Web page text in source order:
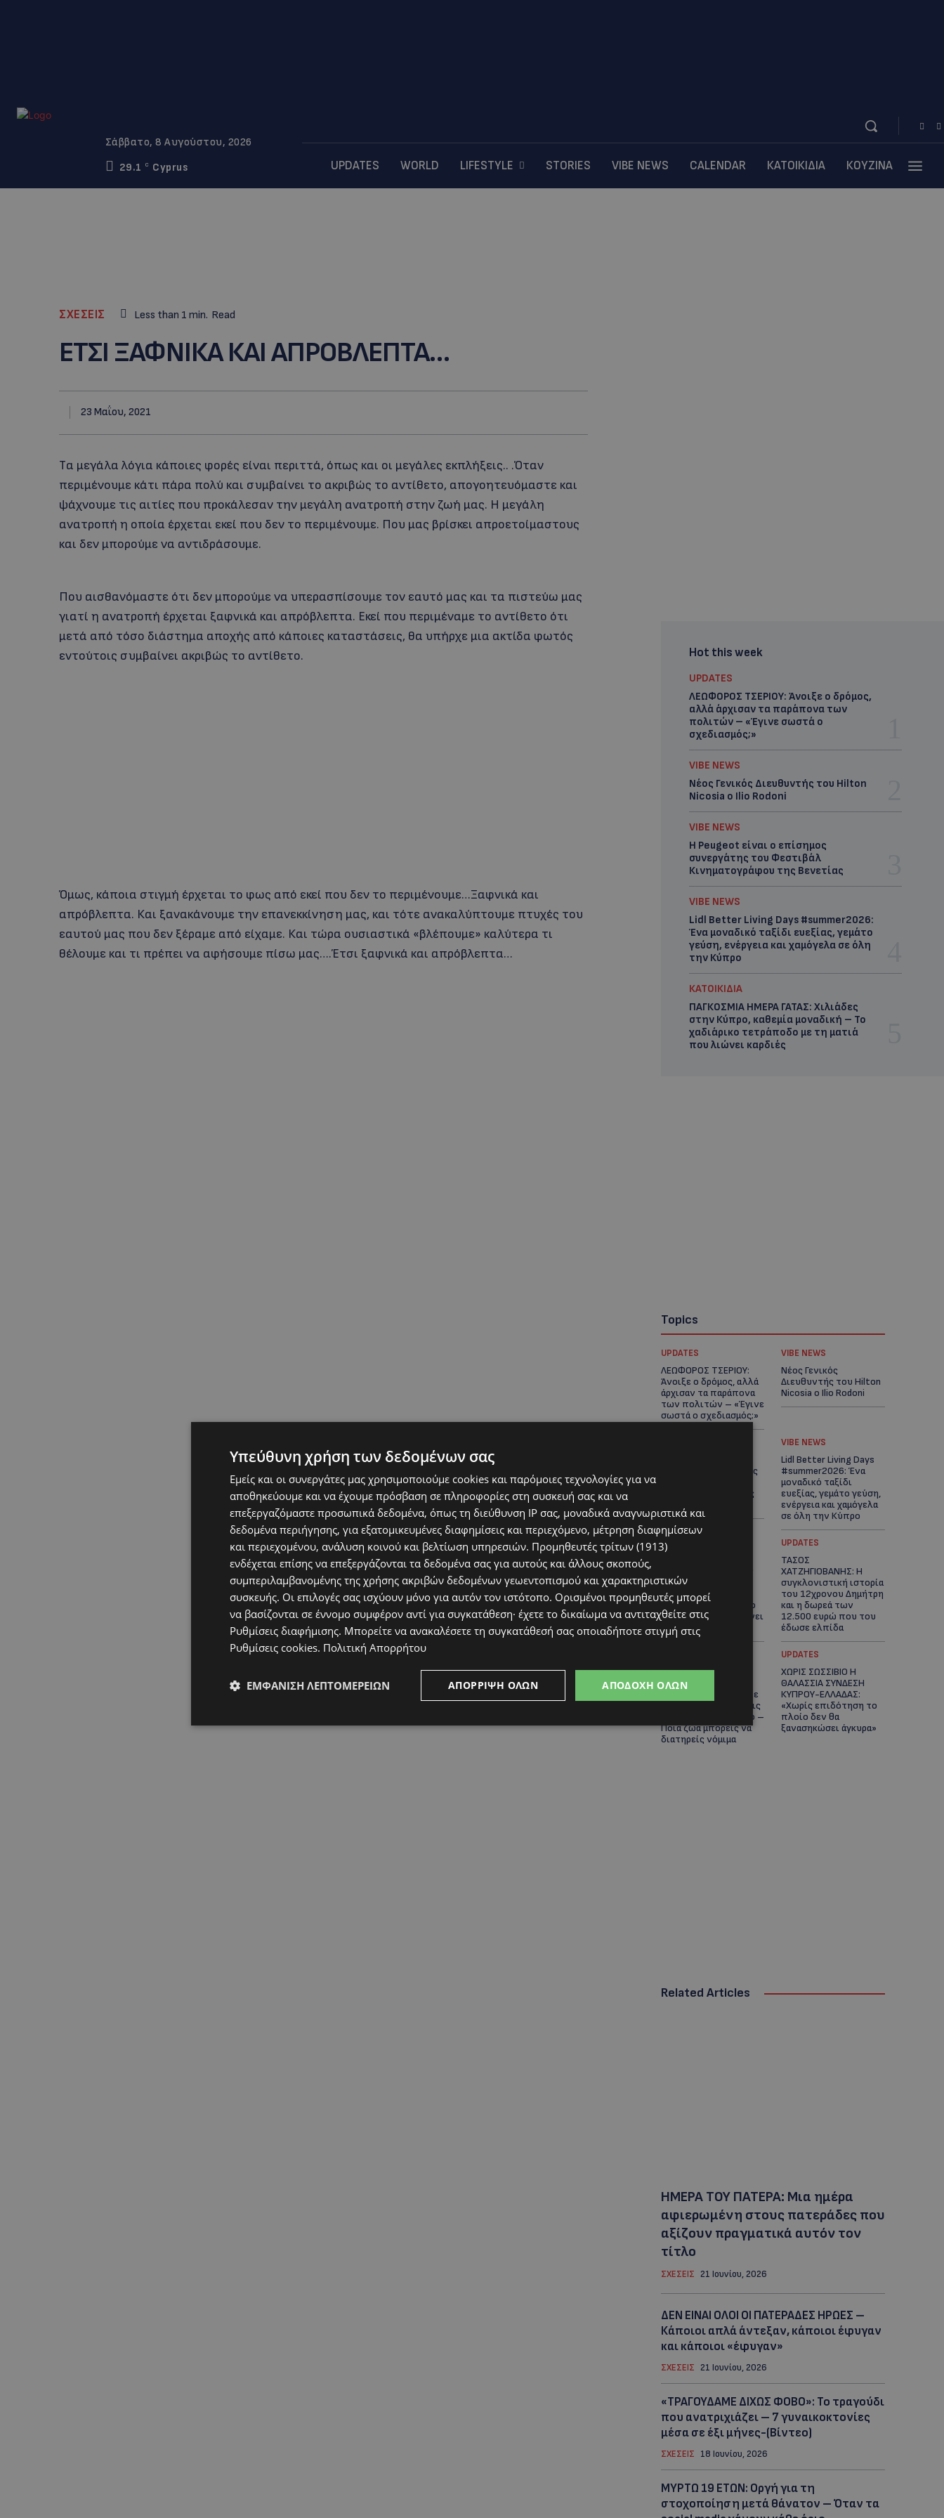
Σάββατο, 8 Αυγούστου, 2026
29.1
C Cyprus UPDATES WORLD LIFESTYLE STORIES VIBE NEWS CALENDAR ΚΑΤΟΙΚΙΔΙΑ ΚΟΥΖΙΝΑ
ΣΧΕΣΕΙΣ Less than 1 min. Read
ΕΤΣΙ ΞΑΦΝΙΚΑ ΚΑΙ ΑΠΡΟΒΛΕΠΤΑ…
23 Μαΐου, 2021
Tα μεγάλα λόγια κάποιες φορές είναι περιττά, όπως και οι μεγάλες εκπλήξεις.. .Όταν
περιμένουμε κάτι πάρα πολύ και συμβαίνει το ακριβώς το αντίθετο, απογοητευόμαστε και
ψάχνουμε τις αιτίες που προκάλεσαν την μεγάλη ανατροπή στην ζωή μας. Η μεγάλη
ανατροπή η οποία έρχεται εκεί που δεν το περιμένουμε. Που μας βρίσκει απροετοίμαστους
και δεν μπορούμε να αντιδράσουμε.
Που αισθανόμαστε ότι δεν μπορούμε να υπερασπίσουμε τον εαυτό μας και τα πιστεύω μας
γιατί η ανατροπή έρχεται ξαφνικά και απρόβλεπτα. Εκεί που περιμέναμε το αντίθετο ότι
μετά από τόσο διάστημα αποχής από κάποιες καταστάσεις, θα υπήρχε μια ακτίδα φωτός
εντούτοις συμβαίνει ακριβώς το αντίθετο.
Όμως, κάποια στιγμή έρχεται το φως από εκεί που δεν το περιμένουμε…Ξαφνικά και
απρόβλεπτα. Και ξανακάνουμε την επανεκκίνηση μας, και τότε ανακαλύπτουμε πτυχές του
εαυτού μας που δεν ξέραμε από είχαμε. Και τώρα ουσιαστικά «βλέπουμε» καλύτερα τι
θέλουμε και τι πρέπει να αφήσουμε πίσω μας….Έτσι ξαφνικά και απρόβλεπτα…
Hot this week
UPDATES
ΛΕΩΦΟΡΟΣ ΤΣΕΡΙΟΥ: Άνοιξε ο δρόμος,
αλλά άρχισαν τα παράπονα των
πολιτών – «Έγινε σωστά ο
σχεδιασμός;»
VIBE NEWS
Νέος Γενικός Διευθυντής του Hilton
Nicosia ο Ilio Rodoni
VIBE NEWS
Η Peugeot είναι ο επίσημος
συνεργάτης του Φεστιβάλ
Κινηματογράφου της Βενετίας
VIBE NEWS
Lidl Better Living Days #summer2026:
Ένα μοναδικό ταξίδι ευεξίας, γεμάτο
γεύση, ενέργεια και χαμόγελα σε όλη
την Κύπρο
ΚΑΤΟΙΚΙΔΙΑ
ΠΑΓΚΟΣΜΙΑ ΗΜΕΡΑ ΓΑΤΑΣ: Χιλιάδες
στην Κύπρο, καθεμία μοναδική – Το
χαδιάρικο τετράποδο με τη ματιά
που λιώνει καρδιές
Topics
UPDATES
ΛΕΩΦΟΡΟΣ ΤΣΕΡΙΟΥ:
Άνοιξε ο δρόμος, αλλά
άρχισαν τα παράπονα
των πολιτών – «Έγινε
σωστά ο σχεδιασμός;»
VIBE NEWS
Νέος Γενικός
Διευθυντής του Hilton
Nicosia ο Ilio Rodoni
επίσημος συνεργάτης
Κινηματογράφου της
VIBE NEWS
Lidl Better Living Days
#summer2026: Ένα
μοναδικό ταξίδι
ευεξίας, γεμάτο γεύση,
ενέργεια και χαμόγελα
σε όλη την Κύπρο
ΚΑΤΟΙΚΙΔΙΑ
Κύπρο, καθεμία
μοναδική – Το
χαδιάρικο τετράποδο
με τη ματιά που λιώνει
καρδιές
UPDATES
ΤΑΣΟΣ
ΧΑΤΖΗΓΙΟΒΑΝΗΣ: Η
συγκλονιστική ιστορία
του 12χρονου Δημήτρη
και η δωρεά των
12.500 ευρώ που του
έδωσε ελπίδα
ΕΞΩΤΙΚΑ ΖΩΑ ΣΤΗΝ
ΚΥΠΡΟ: Πότε
επιτρέπεται και πότε
απαγορεύεται να έχεις
μαϊμού ως κατοικίδιο –
Ποια ζώα μπορείς να
διατηρείς νόμιμα
UPDATES
ΧΩΡΙΣ ΣΩΣΣΙΒΙΟ Η
ΘΑΛΑΣΣΙΑ ΣΥΝΔΕΣΗ
ΚΥΠΡΟΥ-ΕΛΛΑΔΑΣ:
«Χωρίς επιδότηση το
πλοίο δεν θα
ξανασηκώσει άγκυρα»
Related Articles
ΗΜΕΡΑ ΤΟΥ ΠΑΤΕΡΑ: Μια ημέρα
αφιερωμένη στους πατεράδες που
αξίζουν πραγματικά αυτόν τον
τίτλο
ΣΧΕΣΕΙΣ 21 Ιουνίου, 2026
ΔΕΝ ΕΙΝΑΙ ΟΛΟΙ ΟΙ ΠΑΤΕΡΑΔΕΣ ΗΡΩΕΣ –
Κάποιοι απλά άντεξαν, κάποιοι έφυγαν
και κάποιοι «έφυγαν»
ΣΧΕΣΕΙΣ 21 Ιουνίου, 2026
«ΤΡΑΓΟΥΔΑΜΕ ΔΙΧΩΣ ΦΟΒΟ»: Το τραγούδι
που ανατριχιάζει – 7 γυναικοκτονίες
μέσα σε έξι μήνες-(Βίντεο)
ΣΧΕΣΕΙΣ 18 Ιουνίου, 2026
ΜYΡΤΩ 19 ΕΤΩΝ: Οργή για τη
στοχοποίηση μετά θάνατον – Όταν τα
Υπεύθυνη χρήση των δεδομένων σας
Εμείς και οι συνεργάτες μας χρησιμοποιούμε cookies και παρόμοιες τεχνολογίες για να
αποθηκεύουμε και να έχουμε πρόσβαση σε πληροφορίες στη συσκευή σας και να
επεξεργαζόμαστε προσωπικά δεδομένα, όπως τη διεύθυνση IP σας, μοναδικά αναγνωριστικά και
δεδομένα περιήγησης, για εξατομικευμένες διαφημίσεις και περιεχόμενο, μέτρηση διαφημίσεων
και περιεχομένου, ανάλυση κοινού και βελτίωση υπηρεσιών. Προμηθευτές τρίτων (1913)
ενδέχεται επίσης να επεξεργάζονται τα δεδομένα σας για αυτούς και άλλους σκοπούς,
συμπεριλαμβανομένης της χρήσης ακριβών δεδομένων γεωεντοπισμού και χαρακτηριστικών
συσκευής. Οι επιλογές σας ισχύουν μόνο για αυτόν τον ιστότοπο. Ορισμένοι προμηθευτές μπορεί
να βασίζονται σε έννομο συμφέρον αντί για συγκατάθεση· έχετε το δικαίωμα να αντιταχθείτε στις
Ρυθμίσεις διαφήμισης. Μπορείτε να ανακαλέσετε τη συγκατάθεσή σας οποιαδήποτε στιγμή στις
Ρυθμίσεις cookies. Πολιτική Απορρήτου
ΑΠΟΔΟΧΉ ΌΛΩΝ
ΑΠΌΡΡΙΨΗ ΌΛΩΝ
ΕΜΦΆΝΙΣΗ ΛΕΠΤΟΜΕΡΕΙΏΝ